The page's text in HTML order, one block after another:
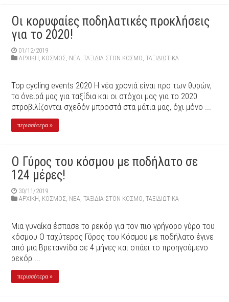
Οι κορυφαίες ποδηλατικές προκλήσεις
για το 2020!
01/12/2019
ΑΡΧΙΚΉ ΚΟΣΜΟΣ ΝΕΑ ,ΤΑΞΙΔΙΑ ΣΤΟΝ ΚΟΣΜΟ ,ΤΑΞΙΔΙΩΤΙΚΑ
Top cycling events 2020 Η νέα χρονιά είναι προ των θυρών,
τα όνειρά μας για ταξίδια και οι στόχοι μας για το 2020
στροβιλίζονται σχεδόν μπροστά στα μάτια μας, όχι μόνο ...
περισσότερα »
O Γύρος του κόσμου με ποδήλατο σε
124 μέρες!
30/11/2019
ΑΡΧΙΚΉ ΚΟΣΜΟΣ ΝΕΑ ,ΤΑΞΙΔΙΑ ΣΤΟΝ ΚΟΣΜΟ ,ΤΑΞΙΔΙΩΤΙΚΑ
Μια γυναίκα έσπασε το ρεκόρ για τον πιο γρήγορο γύρο του
κόσμου Ο ταχύτερος Γύρος του Κόσμου με ποδήλατο έγινε
από μια Βρεταννίδα σε 4 μήνες και σπάει το προηγούμενο
ρεκόρ ...
περισσότερα »